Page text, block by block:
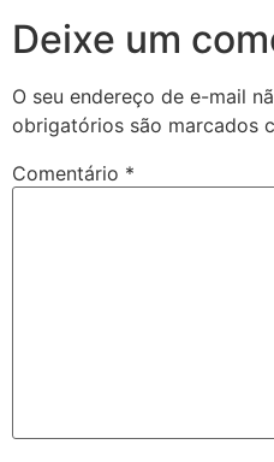
Deixe um
O seu endereço de e-mail
obrigatórios são marcados
Comentário *